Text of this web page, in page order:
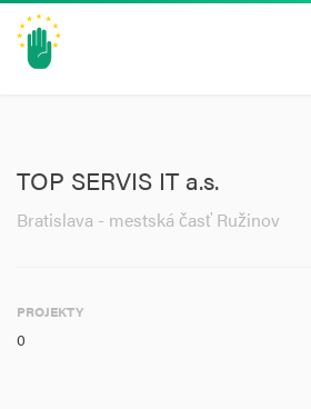
TOP SERVIS IT a.s.
Bratislava - mestská časť Ružinov
PROJEKTY
0